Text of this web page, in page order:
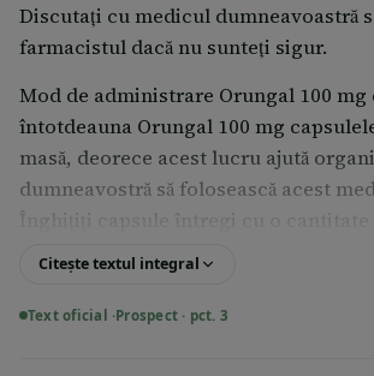
Discutaţi cu medicul dumneavoastră
farmacistul dacă nu sunteţi sigur.
Mod de administrare Orungal 100 mg
întotdeauna Orungal 100 mg
masă, deorece acest lucru ajută
dumneavostră să folosească acest
Înghiţiţi capsule întregi cu o cantitate
Pentru a asigura o absorbţie corectă
aciditatea din stomac să fie suficientă.
Citește textul integral
Text oficial ·Prospect · pct. 3